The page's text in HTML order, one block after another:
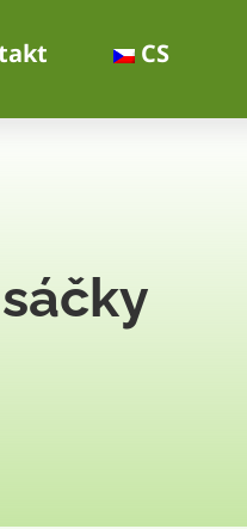
CS